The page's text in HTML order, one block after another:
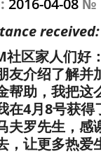
区家人们好
友介绍了解
帮助，我把这
在4月8号获
夫罗先生，
，让更多热爱